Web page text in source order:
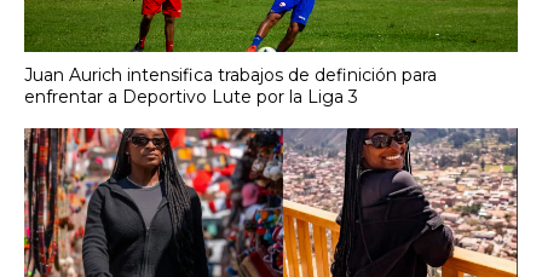
Juan Aurich intensifica trabajos de definición para
enfrentar a Deportivo Lute por la Liga 3